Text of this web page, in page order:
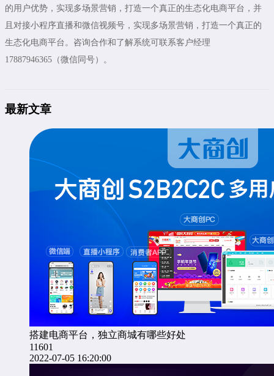
的用户优势，实现多场景营销，打造一个真正的生态化电商平台，并
且对接小程序直播和微信视频号，实现多场景营销，打造一个真正的
生态化电商平台。咨询合作和了解系统可联系客户经理
17887946365（微信同号）。
最新文章
搭建电商平台，独立商城有哪些好处
11601
2022-07-05 16:20:00